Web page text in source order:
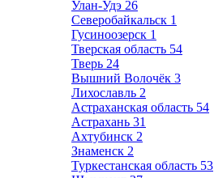
Улан-Удэ 26
Северобайкальск 1
Гусиноозерск 1
Тверская область 54
Тверь 24
Вышний Волочёк 3
Лихославль 2
Астраханская область 54
Астрахань 31
Ахтубинск 2
Знаменск 2
Туркестанская область 53